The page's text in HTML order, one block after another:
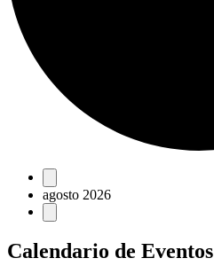
Eventos
agosto 2026
Calendario de Eventos